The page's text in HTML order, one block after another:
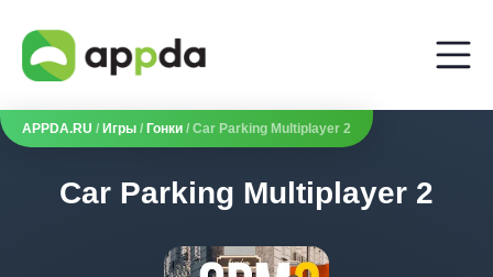
APPDA.RU / Игры / Гонки / Car Parking Multiplayer 2
Car Parking Multiplayer 2